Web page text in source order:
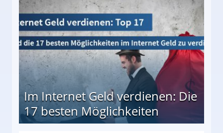
Im Internet Geld verdienen: Die
17 besten Möglichkeiten